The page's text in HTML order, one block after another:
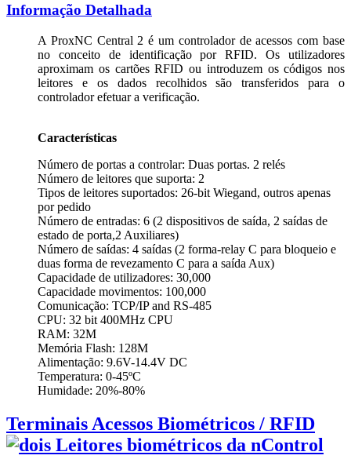
Informação Detalhada
A ProxNC Central 2 é um controlador de acessos com base
no conceito de identificação por RFID. Os utilizadores
aproximam os cartões RFID ou introduzem os códigos nos
leitores e os dados recolhidos são transferidos para o
controlador efetuar a verificação.
Características
Número de portas a controlar: Duas portas. 2 relés
Número de leitores que suporta: 2
Tipos de leitores suportados: 26-bit Wiegand, outros apenas
por pedido
Número de entradas: 6 (2 dispositivos de saída, 2 saídas de
estado de porta,2 Auxiliares)
Número de saídas: 4 saídas (2 forma-relay C para bloqueio e
duas forma de revezamento C para a saída Aux)
Capacidade de utilizadores: 30,000
Capacidade movimentos: 100,000
Comunicação: TCP/IP and RS-485
CPU: 32 bit 400MHz CPU
RAM: 32M
Memória Flash: 128M
Alimentação: 9.6V-14.4V DC
Temperatura: 0-45ºC
Humidade: 20%-80%
Terminais Acessos Biométricos / RFID